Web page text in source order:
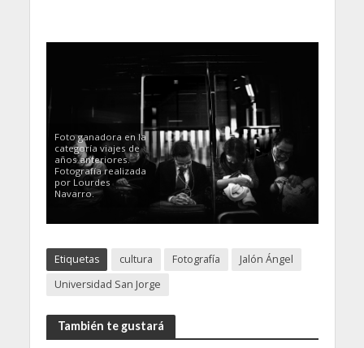
Foto ganadora en la
categoría viajes de
años anteriores.
Fotografía realizada
por Lourdes
Navarro.
Etiquetas cultura Fotografía
Jalón Ángel
Universidad San Jorge
También te gustará